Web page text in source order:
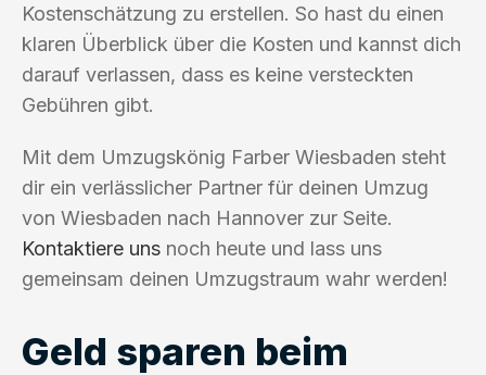
Kostenschätzung zu erstellen. So hast du einen
klaren Überblick über die Kosten und kannst dich
darauf verlassen, dass es keine versteckten
Gebühren gibt.
Mit dem Umzugskönig Farber Wiesbaden steht
dir ein verlässlicher Partner für deinen Umzug
von Wiesbaden nach Hannover zur Seite.
Kontaktiere uns noch heute und lass uns
gemeinsam deinen Umzugstraum wahr werden!
Geld sparen beim